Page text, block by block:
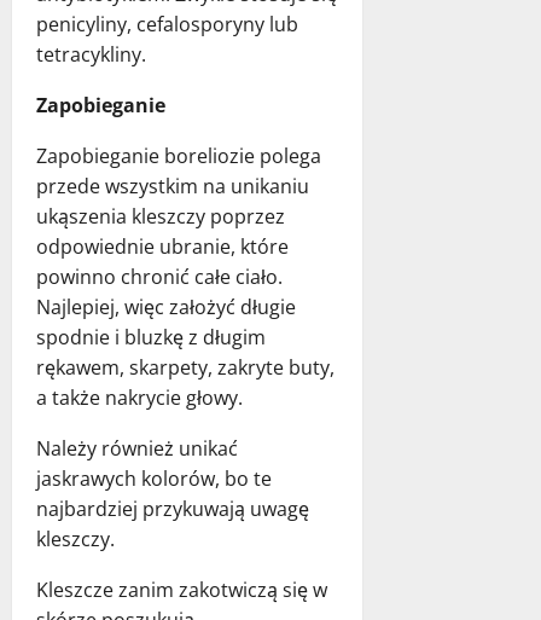
penicyliny, cefalosporyny lub
tetracykliny.
Zapobieganie
Zapobieganie boreliozie polega
przede wszystkim na unikaniu
ukąszenia kleszczy poprzez
odpowiednie ubranie, które
powinno chronić całe ciało.
Najlepiej, więc założyć długie
spodnie i bluzkę z długim
rękawem, skarpety, zakryte buty,
a także nakrycie głowy.
Należy również unikać
jaskrawych kolorów, bo te
najbardziej przykuwają uwagę
kleszczy.
Kleszcze zanim zakotwiczą się w